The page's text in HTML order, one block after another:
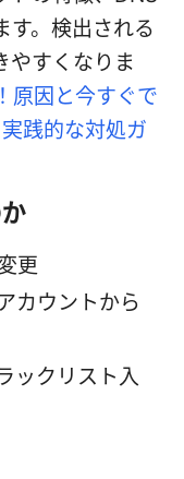
す。検出される
やすくなりま
原因と今すぐで
践的な対処ガ
更
カウントから
ックリスト入